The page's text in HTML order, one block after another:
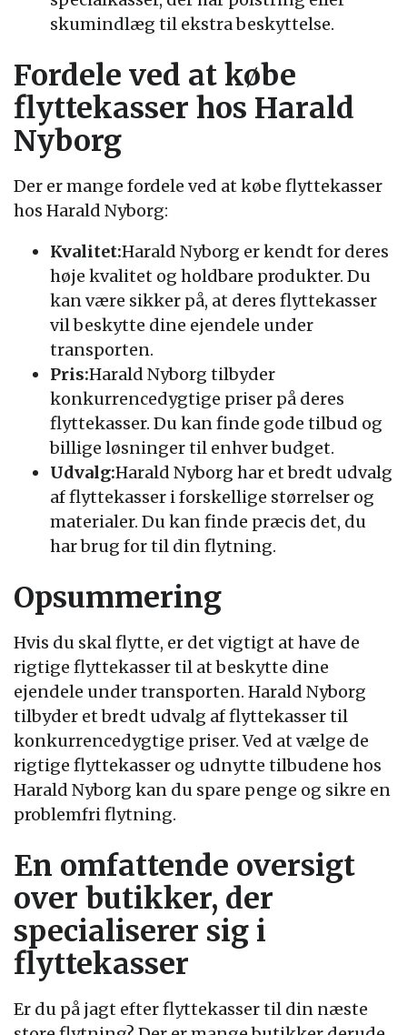
skumindlæg til ekstra beskyttelse.
Fordele ved at købe
flyttekasser hos Harald
Nyborg
Der er mange fordele ved at købe flyttekasser
hos Harald Nyborg:
Kvalitet:Harald Nyborg er kendt for deres
høje kvalitet og holdbare produkter. Du
kan være sikker på, at deres flyttekasser
vil beskytte dine ejendele under
transporten.
Pris:Harald Nyborg tilbyder
konkurrencedygtige priser på deres
flyttekasser. Du kan finde gode tilbud og
billige løsninger til enhver budget.
Udvalg:Harald Nyborg har et bredt udvalg
af flyttekasser i forskellige størrelser og
materialer. Du kan finde præcis det, du
har brug for til din flytning.
Opsummering
Hvis du skal flytte, er det vigtigt at have de
rigtige flyttekasser til at beskytte dine
ejendele under transporten. Harald Nyborg
tilbyder et bredt udvalg af flyttekasser til
konkurrencedygtige priser. Ved at vælge de
rigtige flyttekasser og udnytte tilbudene hos
Harald Nyborg kan du spare penge og sikre en
problemfri flytning.
En omfattende oversigt
over butikker, der
specialiserer sig i
flyttekasser
Er du på jagt efter flyttekasser til din næste